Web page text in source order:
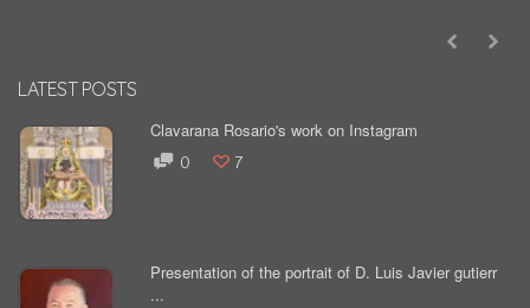
LATEST POSTS
Clavarana Rosario's work on Instagram
0 7
Presentation of the portrait of D. Luis Javier gutierr
...